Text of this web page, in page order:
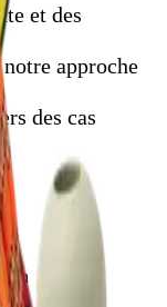
et des
approche
des cas